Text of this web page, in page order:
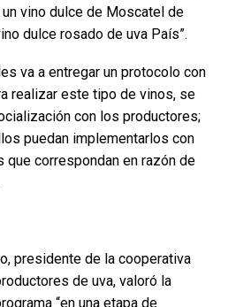
vino dulce de Moscatel de
dulce rosado de uva País”.
va a entregar un protocolo con
realizar este tipo de vinos, se
con los productores;
puedan implementarlos con
que correspondan en razón de
presidente de la cooperativa
de uva, valoró la
“en una etapa de